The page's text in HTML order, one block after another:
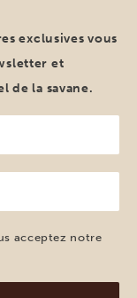
exclusives vous
et
de la savane.
acceptez notre